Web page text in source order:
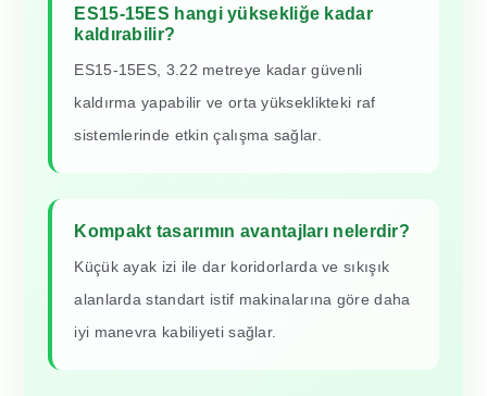
ES15-15ES hangi yüksekliğe kadar
kaldırabilir?
ES15-15ES, 3.22 metreye kadar güvenli
kaldırma yapabilir ve orta yükseklikteki raf
sistemlerinde etkin çalışma sağlar.
Kompakt tasarımın avantajları nelerdir?
Küçük ayak izi ile dar koridorlarda ve sıkışık
alanlarda standart istif makinalarına göre daha
iyi manevra kabiliyeti sağlar.